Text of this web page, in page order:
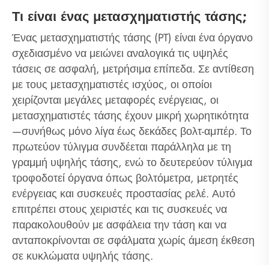
Τι είναι ένας μετασχηματιστής τάσης;
Ένας μετασχηματιστής τάσης (PT) είναι ένα όργανο
σχεδιασμένο να μειώνει αναλογικά τις υψηλές
τάσεις σε ασφαλή, μετρήσιμα επίπεδα. Σε αντίθεση
με τους μετασχηματιστές ισχύος, οι οποίοι
χειρίζονται μεγάλες μεταφορές ενέργειας, οι
μετασχηματιστές τάσης έχουν μικρή χωρητικότητα
—συνήθως μόνο λίγα έως δεκάδες βολτ-αμπέρ. Το
πρωτεύον τύλιγμα συνδέεται παράλληλα με τη
γραμμή υψηλής τάσης, ενώ το δευτερεύον τύλιγμα
τροφοδοτεί όργανα όπως βολτόμετρα, μετρητές
ενέργειας και συσκευές προστασίας ρελέ. Αυτό
επιτρέπει στους χειριστές και τις συσκευές να
παρακολουθούν με ασφάλεια την τάση και να
ανταποκρίνονται σε σφάλματα χωρίς άμεση έκθεση
σε κυκλώματα υψηλής τάσης.